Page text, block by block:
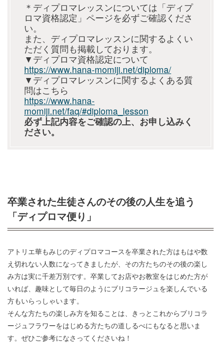
＊ディプロマレッスンについては「ディプ
ロマ資格認定」ページを必ずご確認くださ
い。
また、ディプロマレッスンに関するよくい
ただく質問も掲載しております。
▼ディプロマ資格認定について
https://www.hana-momiji.net/diploma/
▼ディプロマレッスンに関するよくある質
問はこちら
https://www.hana-
momiji.net/faq/#diploma_lesson
必ず上記内容をご確認の上、お申し込みく
ださい。
卒業された生徒さんのその後の人生を追う
「ディプロマ便り」
アトリエ華もみじのディプロマコースを卒業された方はもはや数
え切れない人数になってきましたが、その方たちのその後の楽し
み方は実に千差万別です。卒業してお店やお教室をはじめた方が
いれば、趣味として毎日のようにブリコラージュを楽しんでいる
方もいらっしゃいます。
そんな方たちの楽しみ方を知ることは、きっとこれからブリコラ
ージュフラワーをはじめる方たちの道しるべにもなると思いま
す。ぜひご参考になさってくださいね！